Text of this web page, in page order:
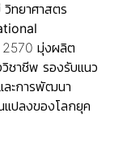
วิทยาศาสตร
มุ่งผลิต
ชาชีพ รองรับแนว
ละการพัฒนา
ปลงของโลกยุค